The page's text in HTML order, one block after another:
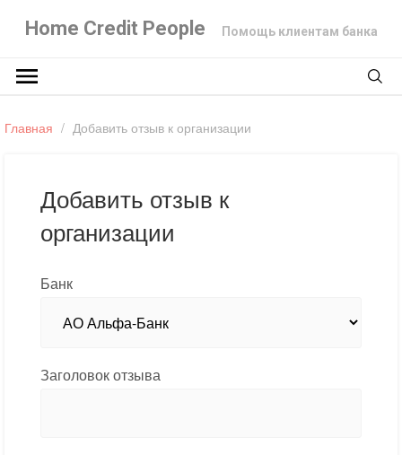
Home Credit People Помощь клиентам банка
Главная / Добавить отзыв к организации
Добавить отзыв к
организации
Банк
Заголовок отзыва